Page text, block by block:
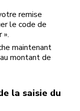
remise
le code de
».
maintenant
montant de
la saisie du